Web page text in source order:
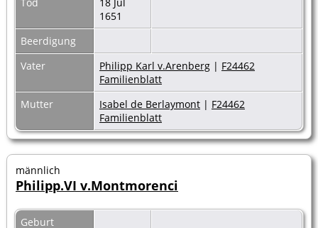
1651
Beerdigung
Vater
Philipp Karl v.Arenberg | F24462
Familienblatt
Mutter
Isabel de Berlaymont | F24462
Familienblatt
männlich
Philipp.VI v.Montmorenci
Geburt